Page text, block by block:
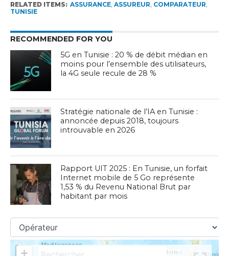
RELATED ITEMS: ASSURANCE, ASSUREUR, COMPARATEUR,
TUNISIE
RECOMMENDED FOR YOU
5G en Tunisie : 20 % de débit médian en
moins pour l’ensemble des utilisateurs,
la 4G seule recule de 28 %
Stratégie nationale de l’IA en Tunisie :
annoncée depuis 2018, toujours
introuvable en 2026
Rapport UIT 2025 : En Tunisie, un forfait
Internet mobile de 5 Go représente
1,53 % du Revenu National Brut par
habitant par mois